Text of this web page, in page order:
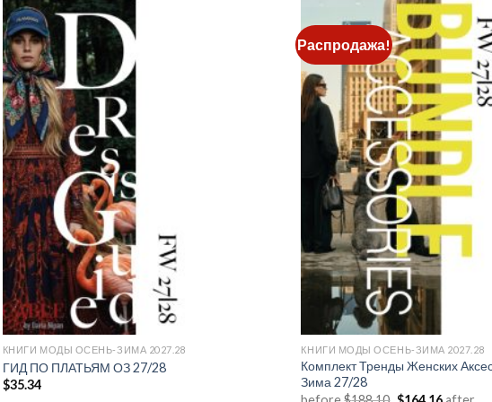
КНИГИ МОДЫ ОСЕНЬ-ЗИМА 2027.28
ГИД ПО ПЛАТЬЯМ ОЗ 27/28
$35.34
Распродажа!
КНИГИ МОДЫ ОСЕНЬ-ЗИМА 2027.28
Комплект Тренды Женских
Зима 27/28
Первоначальная
Текущая